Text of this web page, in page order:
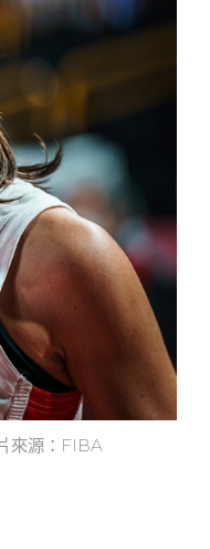
來源：FIBA